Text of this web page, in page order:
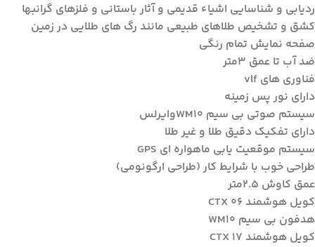
ردیابی و شناسایی اشیاء قدیمی و آثار باستانی و فلزهای گرانبها
کشق و تشخیص طلاهای طبیعی مانند رگ های طلایی در زمین
صفحه نمایش تمام رنگی
ضد آب تا عمق 3متر
فناوری های vlf
دارای نور پس زمینه
سیستم صوتی بی سیم WM10وایرلس
دارای تفکیک دقیق طلا و غیر طلا
سیستم موقعیت یابی ماهواره ای GPS
طراحی خوب با شرایط کار (طراحی ارگونومی)
عمق کاوش 2.5متر
کویل هوشمند CTX 06
هدفون بی سیم WM10
کویل هوشمند CTX 17